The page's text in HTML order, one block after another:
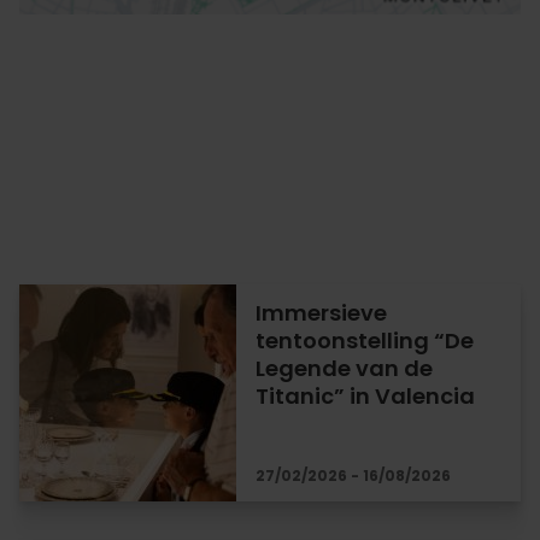
Immersieve
tentoonstelling “De
Legende van de
Titanic” in Valencia
27/02/2026 - 16/08/2026